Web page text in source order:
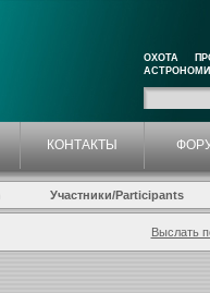
ОХОТА
КОНТАКТЫ
Участники/Participants
Выслать